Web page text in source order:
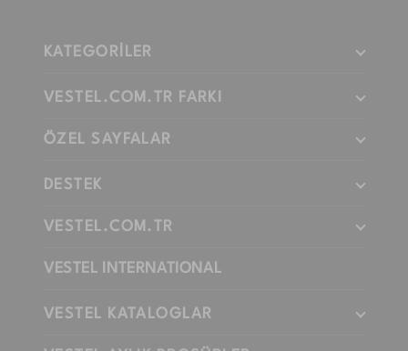
KATEGORİLER
VESTEL.COM.TR FARKI
ÖZEL SAYFALAR
DESTEK
VESTEL.COM.TR
VESTEL INTERNATIONAL
VESTEL KATALOGLAR